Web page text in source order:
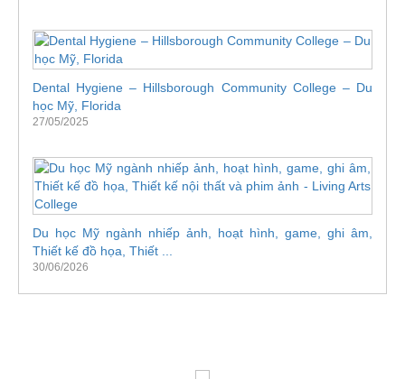
Dental Hygiene – Hillsborough Community College – Du
học Mỹ, Florida
27/05/2025
Du học Mỹ ngành nhiếp ảnh, hoạt hình, game, ghi âm,
Thiết kế đồ họa, Thiết ...
30/06/2026